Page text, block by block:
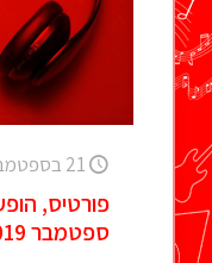
21 בספטמבר 2019
פורטיס,
ספטמבר 2019